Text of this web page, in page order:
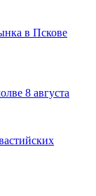
в Пскове
8 августа